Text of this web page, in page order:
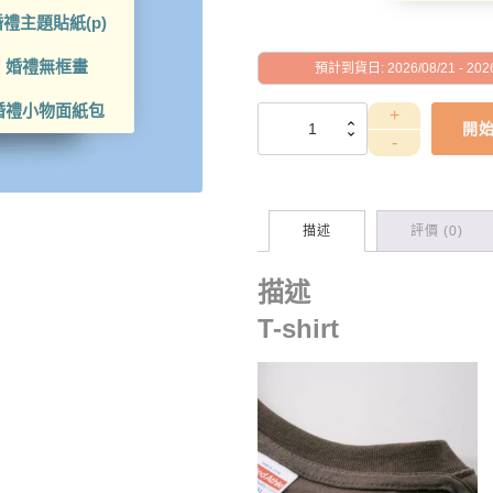
禮主題貼紙(p)
婚禮無框畫
禮小物面紙包
預計到貨日: 2026/08/21 -
PETGD10002
開
描述 評價 (0)
描述
T-shirt